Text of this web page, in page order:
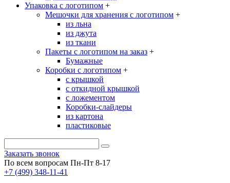
Упаковка с логотипом +
Мешочки для хранения с логотипом +
из льна
из джута
из ткани
Пакеты с логотипом на заказ +
Бумажные
Коробки с логотипом +
с крышкой
с откидной крышкой
с ложементом
Коробки-слайдеры
из картона
пластиковые
Заказать звонок
По всем вопросам Пн-Пт 8-17
+7 (499) 348-11-41